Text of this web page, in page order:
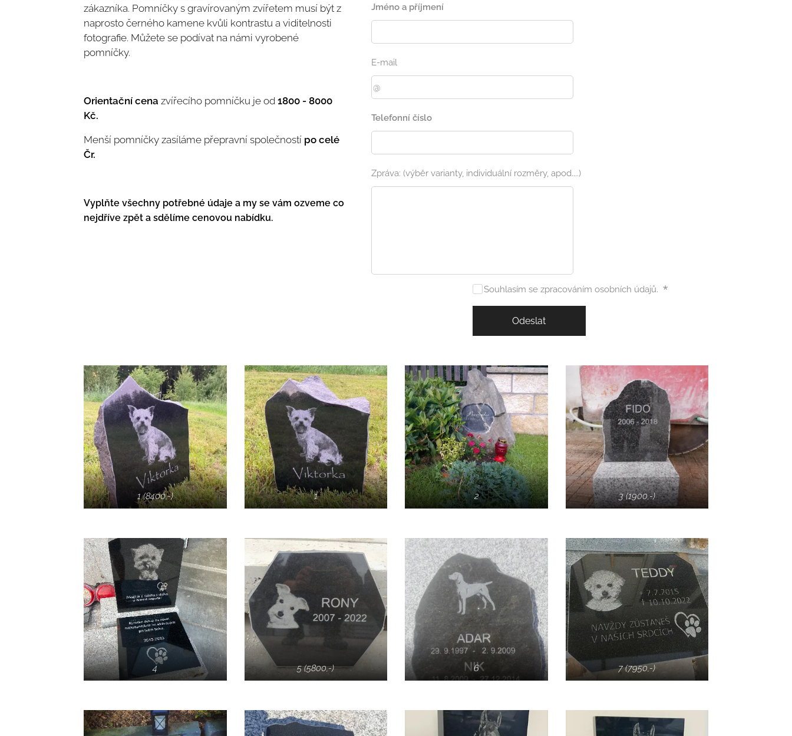
zákazníka. Pomníčky s gravírovaným zvířetem musí být z
naprosto černého kamene kvůli kontrastu a viditelnosti
fotografie. Můžete se podívat na námi vyrobené
pomníčky.
Orientační cena zvířecího pomníčku je od 1800 - 8000
Kč.
Menší pomníčky zasíláme přepravní společností po celé
Čr.
Vyplňte všechny potřebné údaje a my se vám ozveme co
nejdříve zpět a sdělíme cenovou nabídku.
Jméno a příjmení
E-mail
Telefonní číslo
Zpráva: (výběr varianty, individuální rozměry, apod....)
Souhlasím se zpracováním osobních údajů.
Odeslat
1 (8400,-) 1 2 3 (1900,-)
4 5 (5800,-) 6 7 (7950,-)